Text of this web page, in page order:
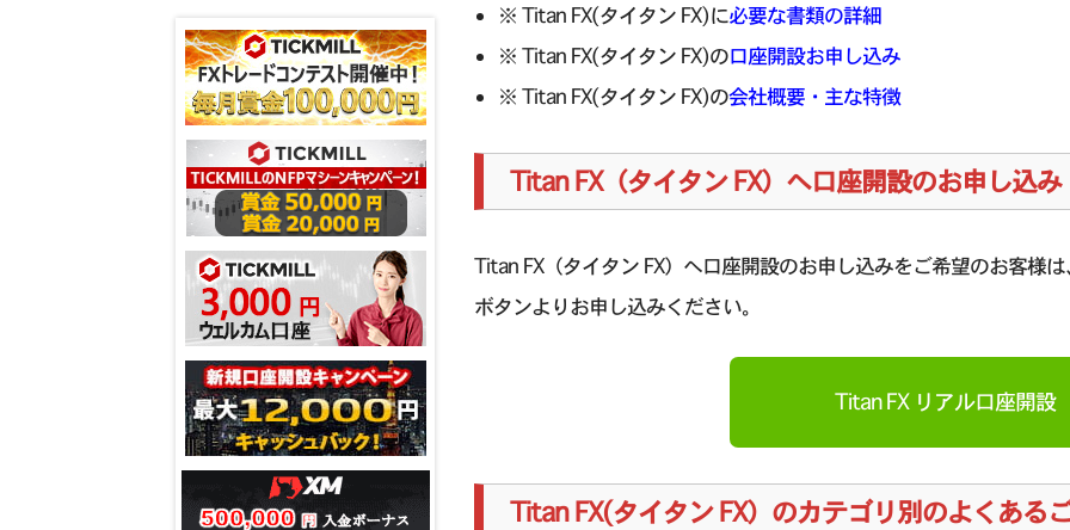
※ Titan FX(タイタン FX)に必要な書類の詳細
※ Titan FX(タイタン FX)の口座開設お申し込み
※ Titan FX(タイタン FX)の会社概要・主な特徴
Titan FX（タイタン FX）へ口座開設のお申し込み
Titan FX（タイタン FX）へ口座開設のお申し込みをご希望のお客様
ボタンよりお申し込みください。
Titan FX リアル口座開設
Titan FX(タイタン FX）のカテゴリ別のよくある